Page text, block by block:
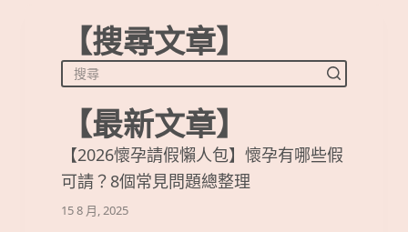
【搜尋文章】
【最新文章】
【2026懷孕請假懶人包】懷孕有哪些假
可請？8個常見問題總整理
15 8 月, 2025